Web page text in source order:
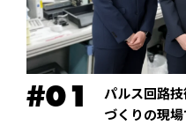
パルス回路
づくりの現